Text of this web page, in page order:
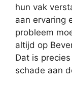
hun vak
aan ervaring
probleem
altijd op
Dat is
schade aan